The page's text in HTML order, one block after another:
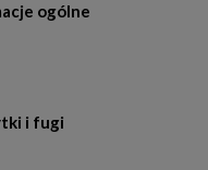
ogólne
i fugi